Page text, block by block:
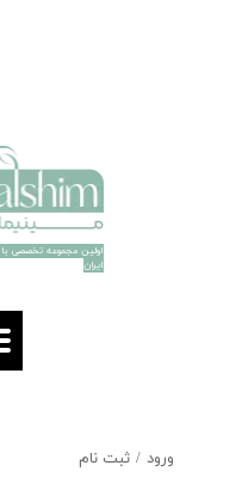
اولین مجموعه تخصصی
ایران​​​​​​​
ورود / ثبت نام
خروج از حساب کاربری